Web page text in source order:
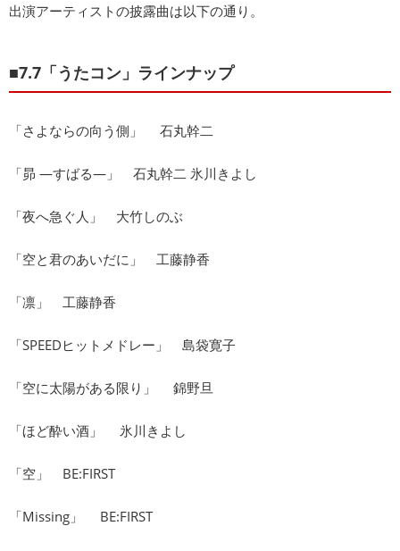
出演アーティストの披露曲は以下の通り。
■7.7「うたコン」ラインナップ
「さよならの向う側」 石丸幹二
「昴 ―すばる―」 石丸幹二 氷川きよし
「夜へ急ぐ人」 大竹しのぶ
「空と君のあいだに」 工藤静香
「凛」 工藤静香
「SPEEDヒットメドレー」 島袋寛子
「空に太陽がある限り」 錦野旦
「ほど酔い酒」 氷川きよし
「空」 BE:FIRST
「Missing」 BE:FIRST